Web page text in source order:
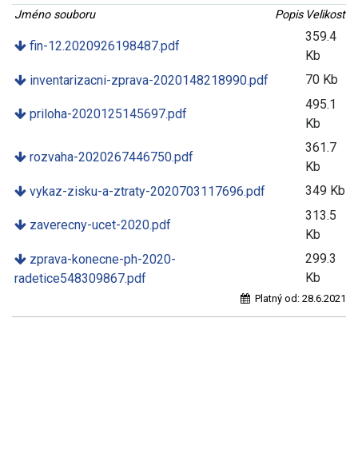
Jméno souboru Popis Velikost
fin-12.2020926198487.pdf
359.4
Kb
inventarizacni-zprava-2020148218990.pdf
70 Kb
priloha-2020125145697.pdf
495.1
Kb
rozvaha-2020267446750.pdf
361.7
Kb
vykaz-zisku-a-ztraty-2020703117696.pdf
349 Kb
zaverecny-ucet-2020.pdf
313.5
Kb
zprava-konecne-ph-2020-
radetice548309867.pdf
299.3
Kb
Platný od: 28.6.2021